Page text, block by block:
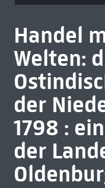
Handel
Welten:
der
1798 :
der